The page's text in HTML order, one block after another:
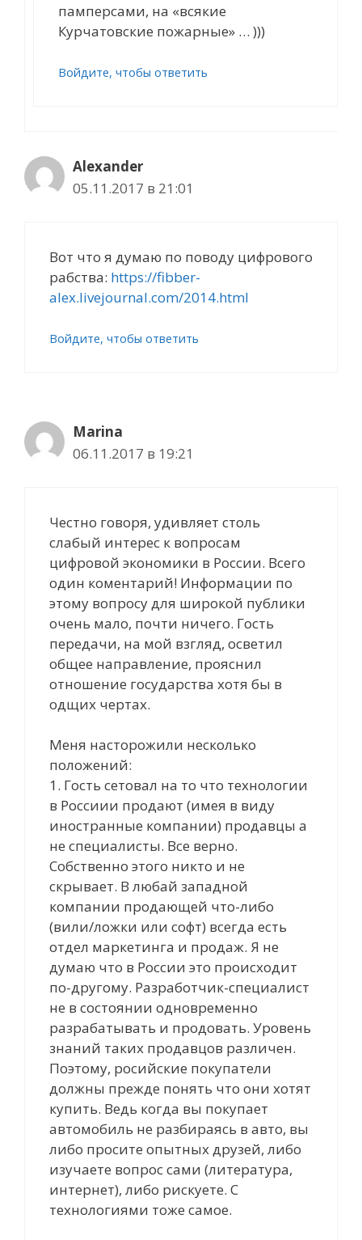
памперсами, на «всякие
Курчатовские пожарные» … )))
Войдите, чтобы ответить
Alexander
05.11.2017 в 21:01
Вот что я думаю по поводу цифрового
рабства: https://fibber-
alex.livejournal.com/2014.html
Войдите, чтобы ответить
Marina
06.11.2017 в 19:21
Честно говоря, удивляет столь
слабый интерес к вопросам
цифровой экономики в России. Всего
один коментарий! Информации по
этому вопросу для широкой публики
очень мало, почти ничего. Гость
передачи, на мой взгляд, осветил
общее направление, прояснил
отношение государства хотя бы в
одщих чертах.
Меня насторожили несколько
положений:
1. Гость сетовал на то что технологии
в Россиии продают (имея в виду
иностранные компании) продавцы а
не специалисты. Все верно.
Собственно этого никто и не
скрывает. В любай западной
компании продающей что-либо
(вили/ложки или софт) всегда есть
отдел маркетинга и продаж. Я не
думаю что в России это происходит
по-другому. Разработчик-специалист
не в состоянии одновременно
разрабатывать и продовать. Уровень
знаний таких продавцов различен.
Поэтому, росийские покупатели
должны прежде понять что они хотят
купить. Ведь когда вы покупает
автомобиль не разбираясь в авто, вы
либо просите опытных друзей, либо
изучаете вопрос сами (литература,
интернет), либо рискуете. С
технологиями тоже самое.